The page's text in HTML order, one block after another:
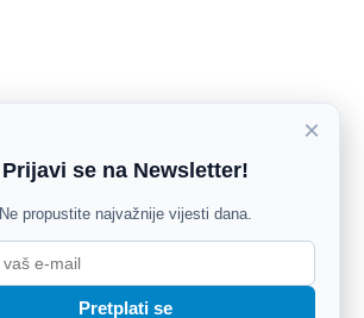
×
Prijavi se na Newsletter!
Ne propustite najvažnije vijesti dana.
Pretplati se